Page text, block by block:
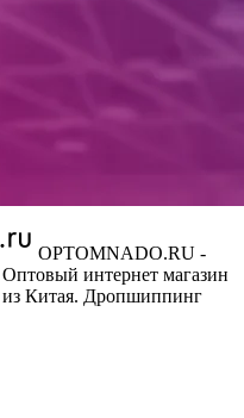
OPTOMNADO.RU -
интернет магазин
из Китая. Дропшиппинг